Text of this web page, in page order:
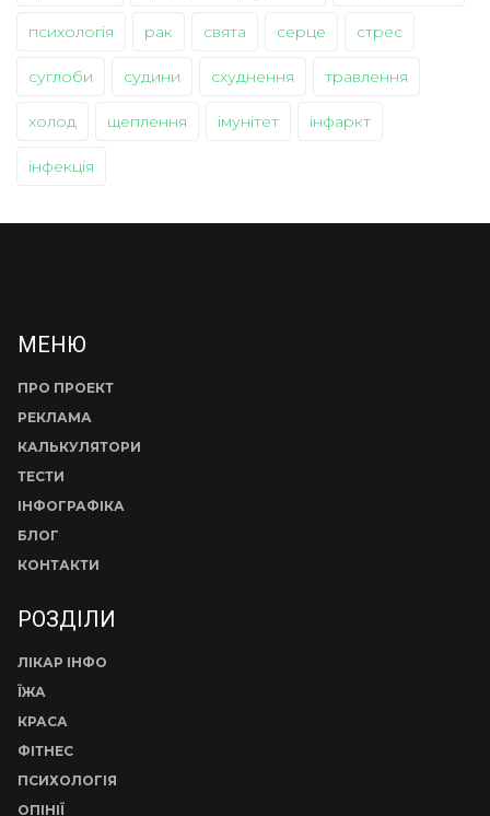
психологія рак свята серце стрес
суглоби судини схуднення травлення
холод щеплення імунітет інфаркт
інфекція
МЕНЮ
ПРО ПРОЕКТ
РЕКЛАМА
КАЛЬКУЛЯТОРИ
ТЕСТИ
ІНФОГРАФІКА
БЛОГ
КОНТАКТИ
РОЗДІЛИ
ЛІКАР ІНФО
ЇЖА
КРАСА
ФІТНЕС
ПСИХОЛОГІЯ
ОПІНІЇ